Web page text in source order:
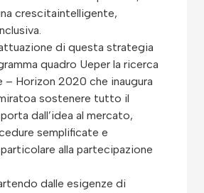
crescitaintelligente,
di questa strategia
quadro Ueper la ricerca
– Horizon 2020 che inaugura
sostenere tutto il
dall’idea al mercato,
semplificate e
alla partecipazione
dalle esigenze di